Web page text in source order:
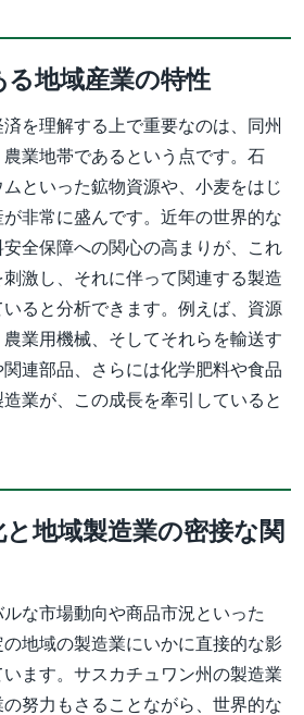
地域産業の特性
を理解する上で重要なのは、同州
業地帯であるという点です。石
といった鉱物資源や、小麦をはじ
非常に盛んです。近年の世界的な
全保障への関心の高まりが、これ
激し、それに伴って関連する製造
ると分析できます。例えば、資源
業用機械、そしてそれらを輸送す
連部品、さらには化学肥料や食品
業が、この成長を牽引していると
地域製造業の密接な関
な市場動向や商品市況といった
の地域の製造業にいかに直接的な影
ます。サスカチュワン州の製造業
努力もさることながら、世界的な